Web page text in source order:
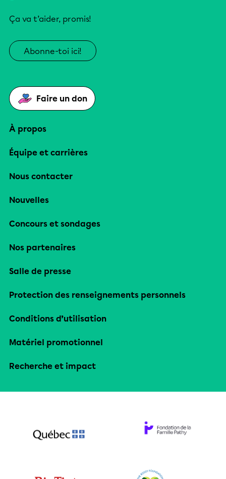
Ça va t’aider, promis!
Abonne-toi ici!
Faire un don
À propos
Équipe et carrières
Nous contacter
Nouvelles
Concours et sondages
Nos partenaires
Salle de presse
Protection des renseignements personnels
Conditions d’utilisation
Matériel promotionnel
Recherche et impact